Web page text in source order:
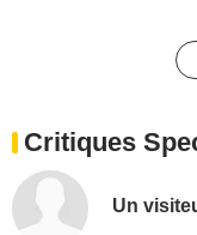
Critiques
Un